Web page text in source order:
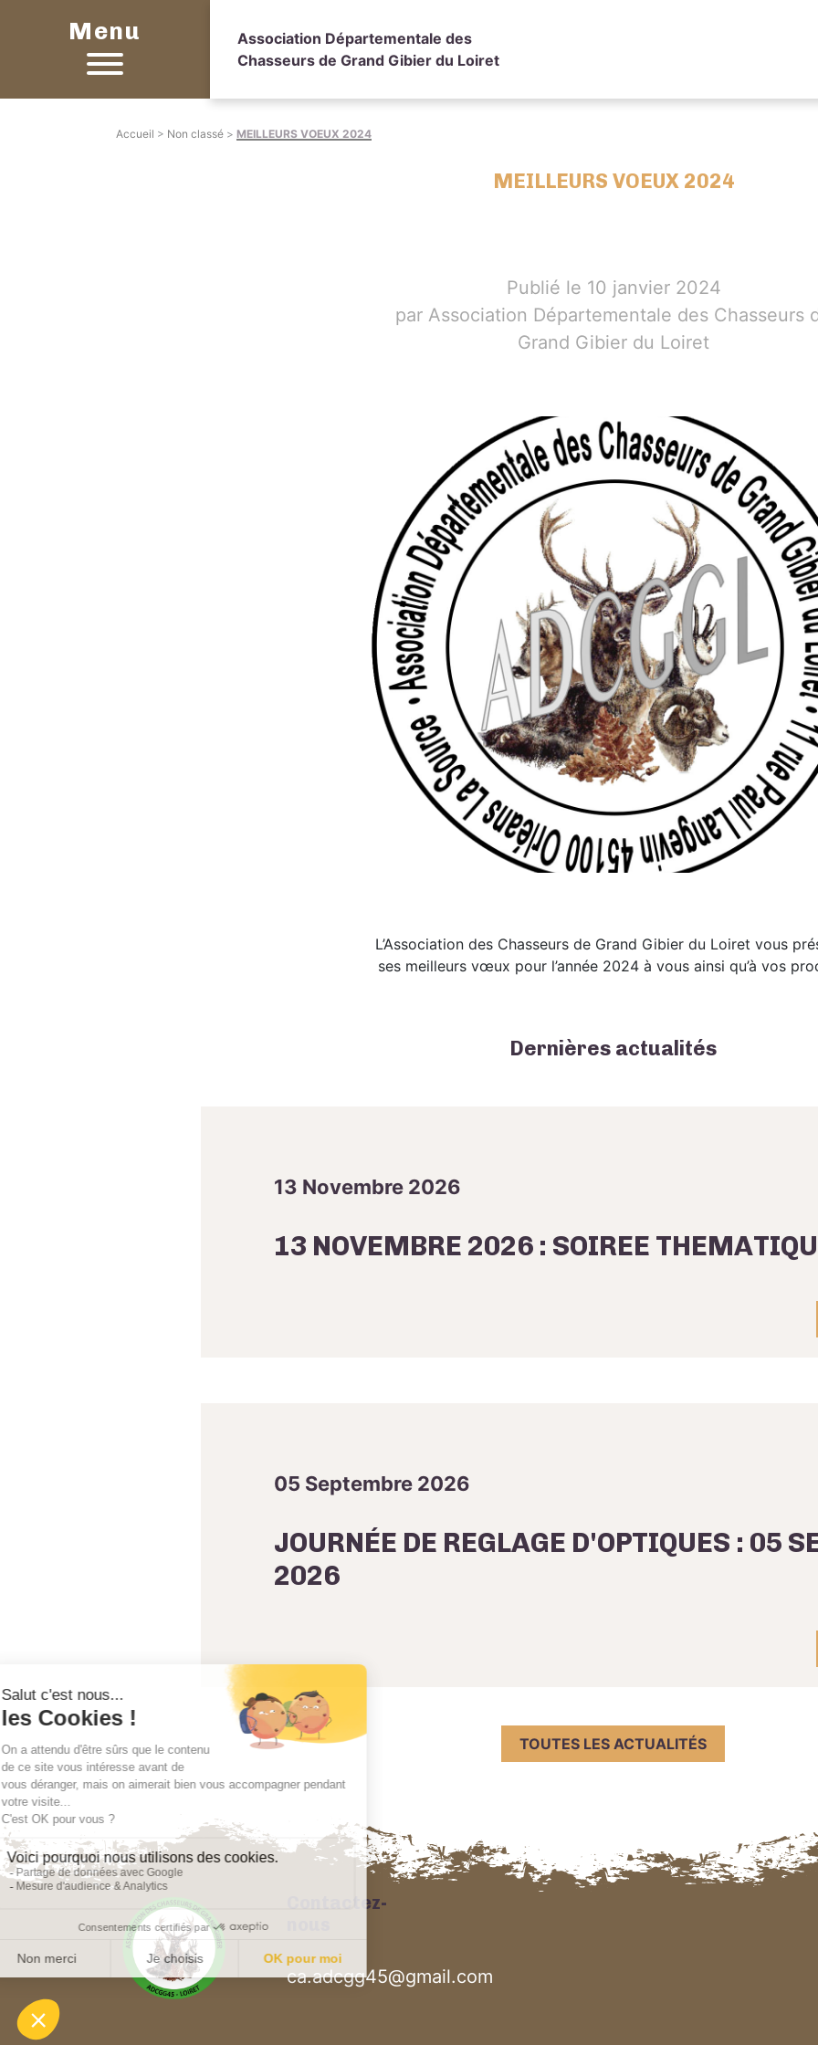
Menu
Association Départementale des
Chasseurs de Grand Gibier du Loiret
Accueil > Non classé > MEILLEURS VOEUX 2024
MEILLEURS VOEUX 2024
Publié le 10 janvier 2024
par Association Départementale des Chasseurs
Grand Gibier du Loiret
L’Association des Chasseurs de Grand Gibier du Loiret vous
ses meilleurs vœux pour l’année 2024 à vous ainsi qu’à vos
Dernières actualités
13 Novembre 2026
13 NOVEMBRE 2026 : SOIREE
05 Septembre 2026
JOURNÉE DE REGLAGE D'OPTIQUES : 05
2026
TOUTES LES ACTUALITÉS
Contactez-
ca.adcgg45@gmail.com